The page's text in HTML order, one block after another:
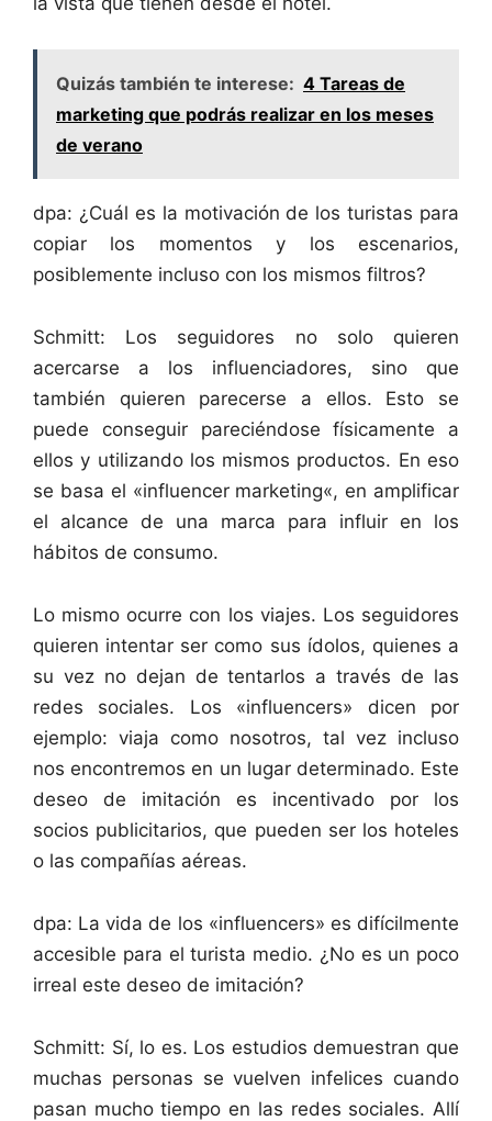
Quizás también te interese: 4 Tareas de
marketing que podrás realizar en los meses
de verano
dpa: ¿Cuál es la motivación de los turistas para
copiar los momentos y los escenarios,
posiblemente incluso con los mismos filtros?
Schmitt: Los seguidores no solo quieren
acercarse a los influenciadores, sino que
también quieren parecerse a ellos. Esto se
puede conseguir pareciéndose físicamente a
ellos y utilizando los mismos productos. En eso
se basa el «influencer marketing«, en amplificar
el alcance de una marca para influir en los
hábitos de consumo.
Lo mismo ocurre con los viajes. Los seguidores
quieren intentar ser como sus ídolos, quienes a
su vez no dejan de tentarlos a través de las
redes sociales. Los «influencers» dicen por
ejemplo: viaja como nosotros, tal vez incluso
nos encontremos en un lugar determinado. Este
deseo de imitación es incentivado por los
socios publicitarios, que pueden ser los hoteles
o las compañías aéreas.
dpa: La vida de los «influencers» es difícilmente
accesible para el turista medio. ¿No es un poco
irreal este deseo de imitación?
Schmitt: Sí, lo es. Los estudios demuestran que
muchas personas se vuelven infelices cuando
pasan mucho tiempo en las redes sociales. Allí